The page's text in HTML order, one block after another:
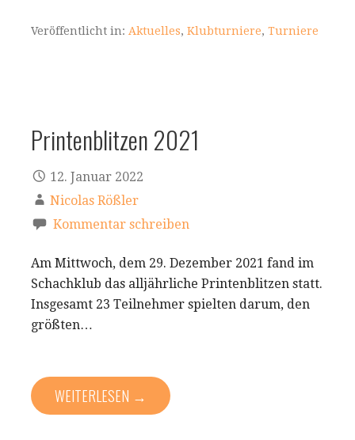
Veröffentlicht in: Aktuelles, Klubturniere, Turniere
Printenblitzen 2021
12. Januar 2022
Nicolas Rößler
Kommentar schreiben
Am Mittwoch, dem 29. Dezember 2021 fand im
Schachklub das alljährliche Printenblitzen statt.
Insgesamt 23 Teilnehmer spielten darum, den
größten…
WEITERLESEN →